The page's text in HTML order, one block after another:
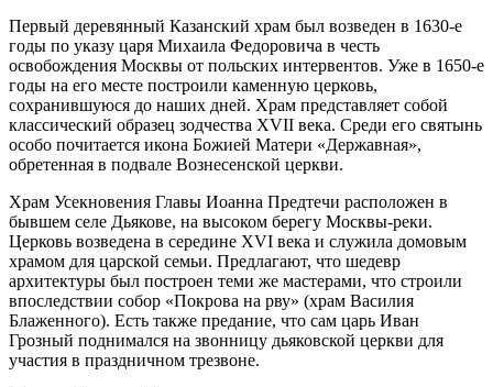
Первый деревянный Казанский храм был возведен в 1630-е
годы по указу царя Михаила Федоровича в честь
освобождения Москвы от польских интервентов. Уже в 1650-е
годы на его месте построили каменную церковь,
сохранившуюся до наших дней. Храм представляет собой
классический образец зодчества XVII века. Среди его святынь
особо почитается икона Божией Матери «Державная»,
обретенная в подвале Вознесенской церкви.
Храм Усекновения Главы Иоанна Предтечи расположен в
бывшем селе Дьякове, на высоком берегу Москвы-реки.
Церковь возведена в середине XVI века и служила домовым
храмом для царской семьи. Предлагают, что шедевр
архитектуры был построен теми же мастерами, что строили
впоследствии собор «Покрова на рву» (храм Василия
Блаженного). Есть также предание, что сам царь Иван
Грозный поднимался на звонницу дьяковской церкви для
участия в праздничном трезвоне.